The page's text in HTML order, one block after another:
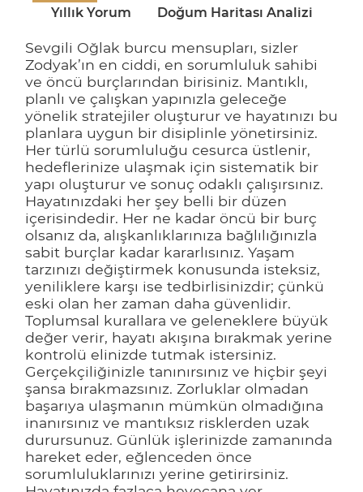
Yıllık Yorum
Doğum Haritası Analizi
Sevgili Oğlak burcu mensupları, sizler
Zodyak’ın en ciddi, en sorumluluk sahibi
ve öncü burçlarından birisiniz. Mantıklı,
planlı ve çalışkan yapınızla geleceğe
yönelik stratejiler oluşturur ve hayatınızı bu
planlara uygun bir disiplinle yönetirsiniz.
Her türlü sorumluluğu cesurca üstlenir,
hedeflerinize ulaşmak için sistematik bir
yapı oluşturur ve sonuç odaklı çalışırsınız.
Hayatınızdaki her şey belli bir düzen
içerisindedir. Her ne kadar öncü bir burç
olsanız da, alışkanlıklarınıza bağlılığınızla
sabit burçlar kadar kararlısınız. Yaşam
tarzınızı değiştirmek konusunda isteksiz,
yeniliklere karşı ise tedbirlisinizdir; çünkü
eski olan her zaman daha güvenlidir.
Toplumsal kurallara ve geleneklere büyük
değer verir, hayatı akışına bırakmak yerine
kontrolü elinizde tutmak istersiniz.
Gerçekçiliğinizle tanınırsınız ve hiçbir şeyi
şansa bırakmazsınız. Zorluklar olmadan
başarıya ulaşmanın mümkün olmadığına
inanırsınız ve mantıksız risklerden uzak
durursunuz. Günlük işlerinizde zamanında
hareket eder, eğlenceden önce
sorumluluklarınızı yerine getirirsiniz.